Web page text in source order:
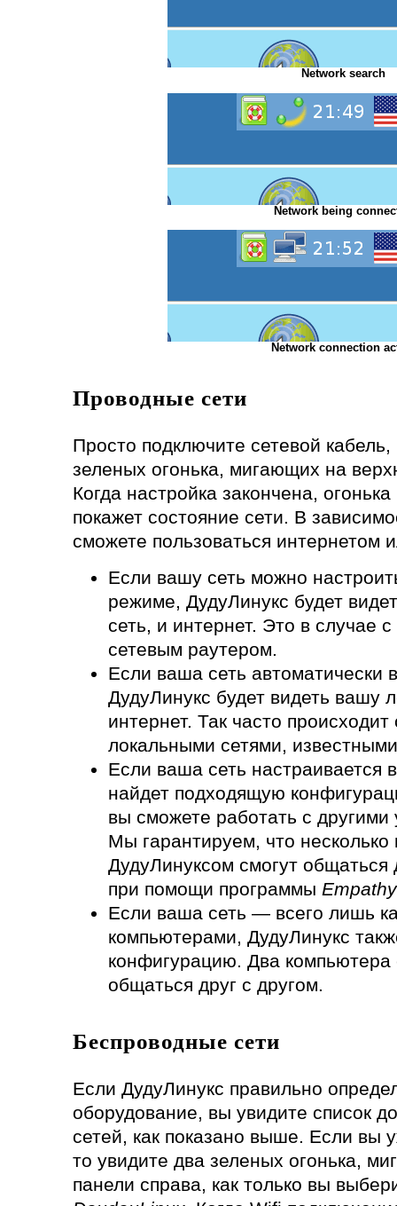
Network search
Network being
Network connection
Проводные сети
Просто подключите сетевой
зеленых огонька, мигающих на
Когда настройка закончена,
покажет состояние сети. В
сможете пользоваться интернетом
Если вашу сеть можно
режиме, ДудуЛинукс будет
сеть, и интернет. Это в случае
сетевым раутером.
Если ваша сеть автоматически
ДудуЛинукс будет видеть вашу
интернет. Так часто
локальными сетями,
Если ваша сеть настраивается
найдет подходящую
вы сможете работать с другими
Мы гарантируем, что несколько
ДудуЛинуксом смогут общаться
при помощи программы Empathy
Если ваша сеть — всего лишь
компьютерами, ДудуЛинукс
конфигурацию. Два компьютера
общаться друг с другом.
Беспроводные сети
Если ДудуЛинукс правильно
оборудование, вы увидите список
сетей, как показано выше. Если вы
то увидите два зеленых огонька,
панели справа, как только вы